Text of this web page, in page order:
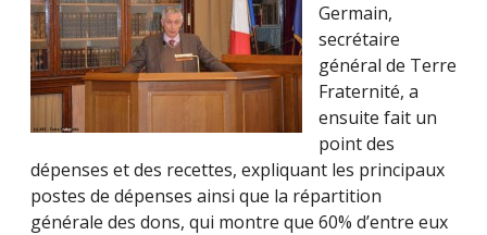
Germain,
secrétaire
général de Terre
Fraternité, a
ensuite fait un
point des
dépenses et des recettes, expliquant les principaux
postes de dépenses ainsi que la répartition
générale des dons, qui montre que 60% d’entre eux